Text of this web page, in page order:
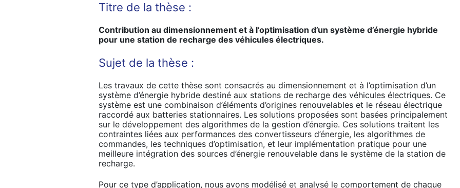
Titre de la thèse :
Contribution au dimensionnement et à l’optimisation d’un système d’énergie hybride
pour une station de recharge des véhicules électriques.
Sujet de la thèse :
Les travaux de cette thèse sont consacrés au dimensionnement et à l’optimisation d’un
système d’énergie hybride destiné aux stations de recharge des véhicules électriques. Ce
système est une combinaison d’éléments d’origines renouvelables et le réseau électrique
raccordé aux batteries stationnaires. Les solutions proposées sont basées principalement
sur le développement des algorithmes de la gestion d’énergie. Ces solutions traitent les
contraintes liées aux performances des convertisseurs d’énergie, les algorithmes de
commandes, les techniques d’optimisation, et leur implémentation pratique pour une
meilleure intégration des sources d’énergie renouvelable dans le système de la station de
recharge.
Pour ce type d’application, nous avons modélisé et analysé le comportement de chaque